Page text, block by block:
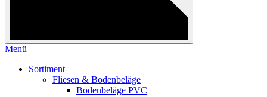
Menü
Sortiment
Fliesen & Bodenbeläge
Bodenbeläge PVC